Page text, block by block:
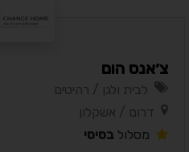
צ׳אנס הום
לבית ולגן / רהיטים
דרום / אשקלון
מסלול בסיסי